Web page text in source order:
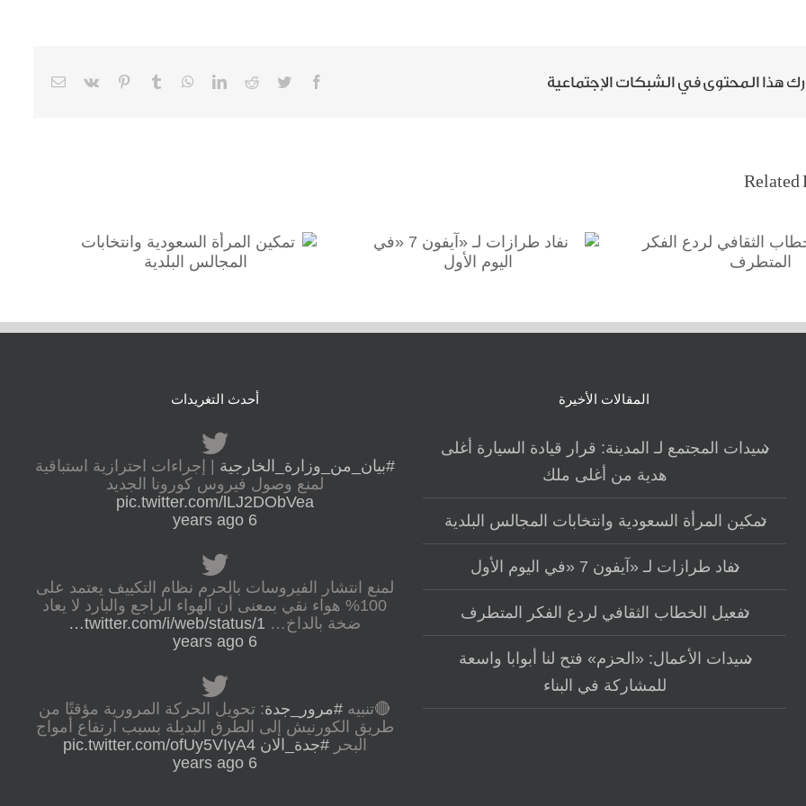
هذا المحتوى في الشبكات الإجتماعية Facebook
Twitter
Reddit
LinkedIn
WhatsApp
Tumblr
Pinterest
Vk
Email
Related
وانتخابات المجالس البلدية
اليوم الأول
المتطرف
أحدث التغريدات
#بيان_من_وزارة_الخارجية | إجراءات احترازية استباقية
لمنع وصول فيروس كورونا الجديد
pic.twitter.com/lLJ2DObVea
6 years ago
لمنع انتشار الفيروسات بالحرم نظام التكييف يعتمد على
100% هواء نقي بمعنى أن الهواء الراجع والبارد لا يعاد
ضخة بالداخ… twitter.com/i/web/status/1…
6 years ago
🔴تنبيه #مرور_جدة: تحويل الحركة المرورية مؤقتًا من
طريق الكورنيش إلى الطرق البديلة بسبب ارتفاع أمواج
البحر#جدة_الان pic.twitter.com/ofUy5VIyA4
6 years ago
المقالات الأخيرة
سيدات المجتمع لـ المدينة: قرار قيادة السيارة أغلى
هدية من أغلى ملك
تمكين المرأة السعودية وانتخابات المجالس البلدية
نفاد طرازات لـ «آيفون 7 «في اليوم الأول
تفعيل الخطاب الثقافي لردع الفكر المتطرف
سيدات الأعمال: «الحزم» فتح لنا أبوابا واسعة
للمشاركة في البناء